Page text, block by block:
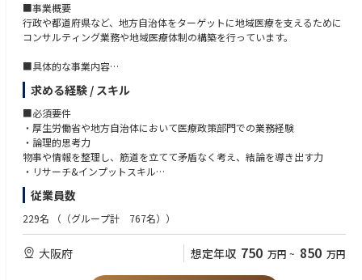
■事業概要
行政や都道府県など、地方自治体をターゲットに地域医療を支えるために
コンサルティング業務や地域医療体制の構築を行っています。
■具体的な事業内容
・地域医療構想の推進、体制構築
・医療ビックデータの調査、分析・医療機能の再編、連携、分化
・行政、厚労省へのアドバイザリー・地域医療構想に関する各種講演
■事業部の強み
当事業部では、全国半数超の自治体で全国シェアトップクラスの実績を強
みに、行政や病院と協働。経営や財務など多角的な視点から、地域医療の
貫で支援できる総合力が強みです。
■組織構成
・データ分析チーム
求める経験 / スキル
■必須要件
・厚生労働省や地方自治体において医療政策部門での業務経験
・論理的思考力
物事や情報を整理し、筋道を立てて矛盾なく考え、結論を導き出す力
・リサーチ&インプットスキル
社会情勢や市場感など自ら必要な情報を取りに行き、自身の職務に活かし
た経験
・企画構想と遂行力
行できた経験
従業員数
229名 （（グループ計 767名））
大阪府 想定年収 750 万円 ~ 850 万円